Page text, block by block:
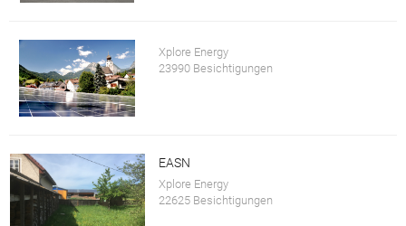
Xplore Energy
23990 Besichtigungen
EASN
Xplore Energy
22625 Besichtigungen